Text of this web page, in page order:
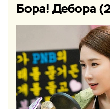
Бора! Дебора